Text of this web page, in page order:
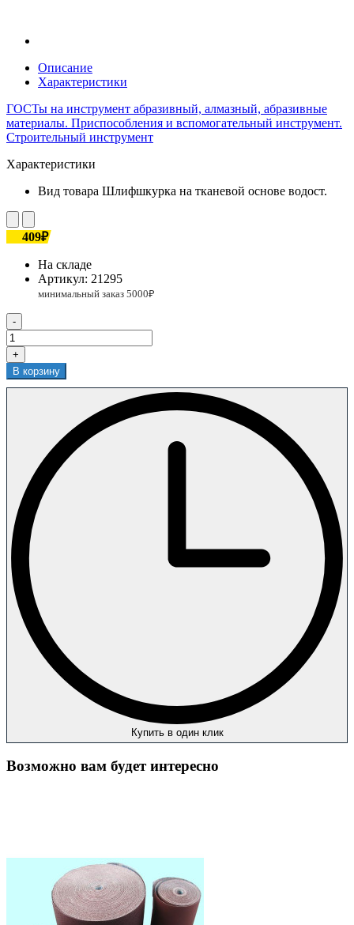
Описание
Характеристики
ГОСТы на инструмент абразивный, алмазный, абразивные
материалы. Приспособления и вспомогательный инструмент.
Строительный инструмент
Характеристики
Вид товара Шлифшкурка на тканевой основе водост.
409₽
На складе
Артикул: 21295
-
+
В корзину
Купить в один клик
Возможно вам будет интересно